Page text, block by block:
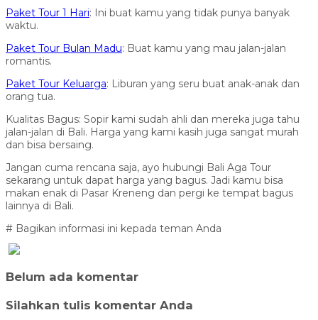
Paket Tour 1 Hari: Ini buat kamu yang tidak punya banyak
waktu.
Paket Tour Bulan Madu: Buat kamu yang mau jalan-jalan
romantis.
Paket Tour Keluarga: Liburan yang seru buat anak-anak dan
orang tua.
Kualitas Bagus: Sopir kami sudah ahli dan mereka juga tahu
jalan-jalan di Bali. Harga yang kami kasih juga sangat murah
dan bisa bersaing.
Jangan cuma rencana saja, ayo hubungi Bali Aga Tour
sekarang untuk dapat harga yang bagus. Jadi kamu bisa
makan enak di Pasar Kreneng dan pergi ke tempat bagus
lainnya di Bali.
# Bagikan informasi ini kepada teman Anda
Belum ada komentar
Silahkan tulis komentar Anda